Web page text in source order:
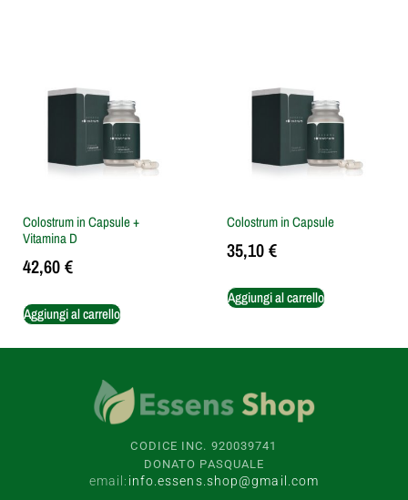
Colostrum in Capsule +
Vitamina D
42,60€
Aggiungi al carrello
Colostrum in Capsule
35,10€
Aggiungi al carrello
CODICE INC. 920039741
DONATO PASQUALE
email: info.essens.shop@gmail.com